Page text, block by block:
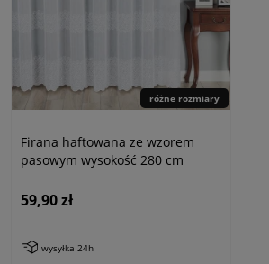
różne rozmiary
Firana haftowana ze wzorem
pasowym wysokość 280 cm
59,90 zł
wysyłka 24h